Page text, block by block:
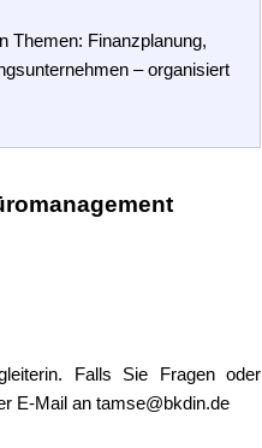
Themen: Finanzplanung,
– organisiert
Falls Sie Fragen oder
E-Mail an tamse@bkdin.de